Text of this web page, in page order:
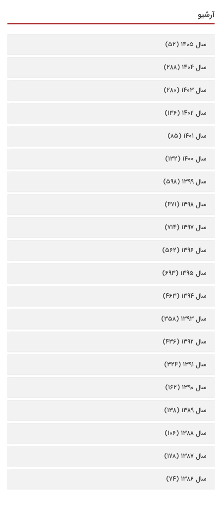
آرشیو
سال ۱۴۰۵ (۵۲)
سال ۱۴۰۴ (۲۸۸)
سال ۱۴۰۳ (۲۸۰)
سال ۱۴۰۲ (۱۳۶)
سال ۱۴۰۱ (۸۵)
سال ۱۴۰۰ (۱۳۲)
سال ۱۳۹۹ (۵۹۸)
سال ۱۳۹۸ (۴۷۱)
سال ۱۳۹۷ (۷۱۴)
سال ۱۳۹۶ (۵۶۲)
سال ۱۳۹۵ (۶۹۳)
سال ۱۳۹۴ (۴۶۳)
سال ۱۳۹۳ (۳۵۸)
سال ۱۳۹۲ (۴۳۶)
سال ۱۳۹۱ (۳۲۴)
سال ۱۳۹۰ (۱۶۲)
سال ۱۳۸۹ (۱۳۸)
سال ۱۳۸۸ (۱۰۶)
سال ۱۳۸۷ (۱۷۸)
سال ۱۳۸۶ (۷۴)